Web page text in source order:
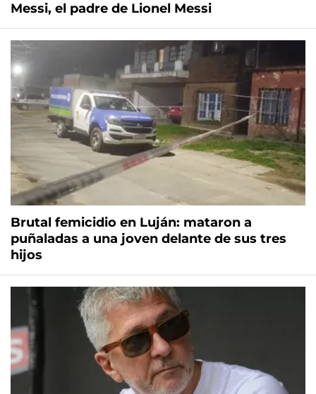
Messi, el padre de Lionel Messi
Brutal femicidio en Luján: mataron a
puñaladas a una joven delante de sus tres
hijos